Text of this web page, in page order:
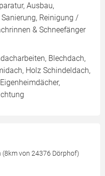
Ausbau,
Reinigung /
& Schneefänger
Blechdach,
Holz Schindeldach,
(8km von 24376 Dörphof)